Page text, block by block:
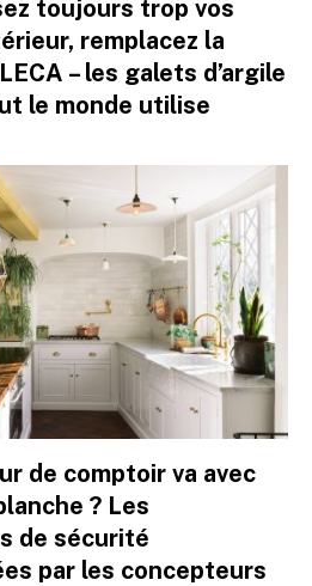
toujours trop vos
remplacez la
– les galets d’argile
le monde utilise
de comptoir va avec
? Les
de sécurité
par les concepteurs